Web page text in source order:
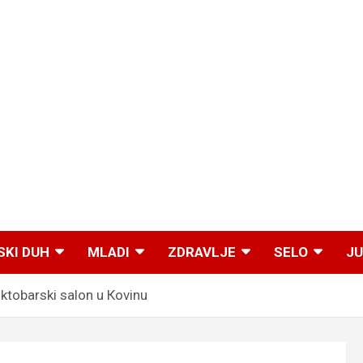
DUH MLADI ZDRAVLJE SELO
salon u Кovinu